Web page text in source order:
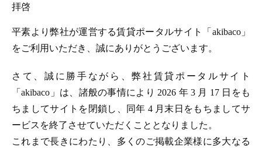
拝啓
平素より弊社が運営する賃貸ポータルサイト「akibaco」
をご利用いただき、誠にありがとうございます。
さて、誠に勝手ながら、弊社賃貸ポータルサイト
「akibaco」は、諸般の事情により 2026 年 3 月 17 日をも
ちましてサイトを閉鎖し、同年 4 月末日をもちましてサ
ービスを終了させていただくこととなりました。
これまで長きにわたり、多くのご掲載企業様に多大なる